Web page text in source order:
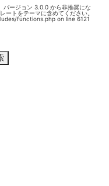
バージョン 3.0.0 から非推奨にな
ートをテーマに含めてください。
functions.php on line 6121